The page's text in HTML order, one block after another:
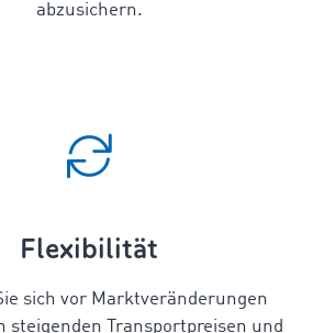
abzusichern.
Flexibilität
sich vor Marktveränderungen
steigenden Transportpreisen und